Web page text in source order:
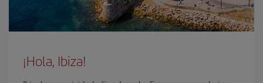
¡Hola, Ibiza!